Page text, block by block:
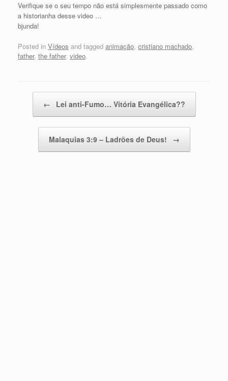
Verifique se o seu tempo não está simplesmente passado como
a historianha desse video …
bjunda!
Posted in Vídeos and tagged animação, cristiano machado,
father, the father, video.
← Lei anti-Fumo… Vitória Evangélica??
Malaquias 3:9 – Ladrões de Deus! →